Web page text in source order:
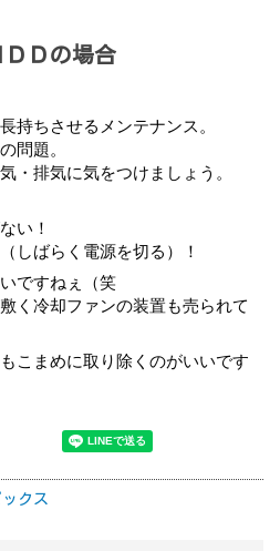
ＤＤの場合
持ちさせるメンテナンス。
問題。
・排気に気をつけましょう。
い！
しばらく電源を切る）！
ですねぇ（笑
く冷却ファンの装置も売られて
こまめに取り除くのがいいです
ックス